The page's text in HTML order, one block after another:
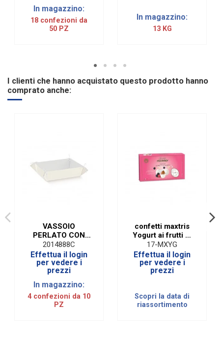
In magazzino:
18 confezioni da
50 PZ
In magazzino:
13 KG
I clienti che hanno acquistato questo prodotto hanno
comprato anche:
VASSOIO
PERLATO CON
FORI 41 X 33 cm
(10 PZ)
2014888C
Effettua il login
per vedere i
prezzi
In magazzino:
4 confezioni da 10
PZ
confetti maxtris
Yogurt ai frutti di
bosco
17-MXYG
Effettua il login
per vedere i
prezzi
Scopri la data di
riassortimento